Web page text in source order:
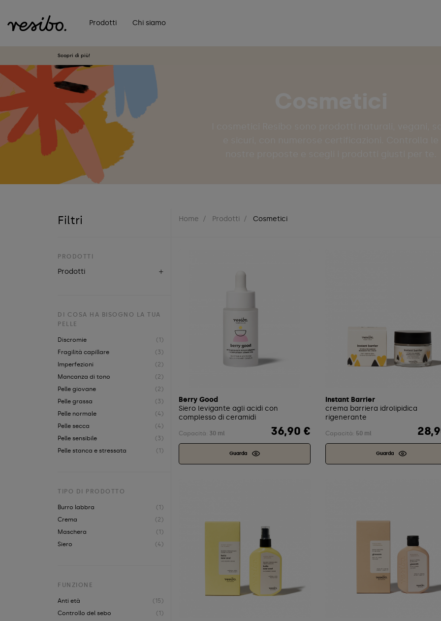
Prodotti Chi siamo
Scopri di più!
Filtri Home Prodotti Cosmetici
PRODOTTI
Prodotti
DI COSA HA BISOGNO LA TUA
PELLE
Discromie
(1)
Fragilità capillare
(3)
Imperfezioni
(2)
Mancanza di tono
(2)
Pelle giovane
(2)
Pelle grassa
(3)
Pelle normale
(4)
Pelle secca
(4)
Pelle sensibile
(3)
Pelle stanca e stressata
(1)
TIPO DI PRODOTTO
Burro labbra
(1)
Crema
(2)
Maschera
(1)
Siero
(4)
FUNZIONE
Anti età
(15)
Controllo del sebo
(1)
Berry Good
Siero levigante agli acidi con
complesso di ceramidi
Capacità: 30 ml Prezzo
36,90 €
Guarda
Instant Barrier
crema barriera idrolipidica
rigenerante
Capacità: 50 ml Prezzo
Guarda